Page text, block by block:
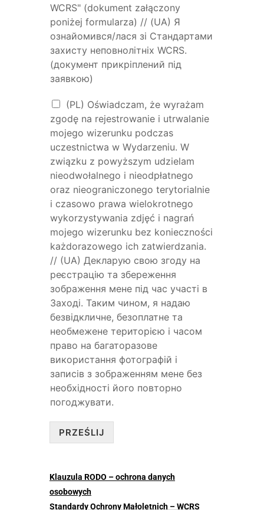
WCRS" (dokument załączony
poniżej formularza) // (UA) Я
ознайомився/лася зі Стандартами
захисту неповнолітніх WCRS.
(документ прикріплений під
заявкою)
(PL) Oświadczam, że wyrażam
zgodę na rejestrowanie i utrwalanie
mojego wizerunku podczas
uczestnictwa w Wydarzeniu. W
związku z powyższym udzielam
nieodwołalnego i nieodpłatnego
oraz nieograniczonego terytorialnie
i czasowo prawa wielokrotnego
wykorzystywania zdjęć i nagrań
mojego wizerunku bez konieczności
każdorazowego ich zatwierdzania.
// (UA) Декларую свою згоду на
реєстрацію та збереження
зображення мене під час участі в
Заході. Таким чином, я надаю
безвідкличне, безоплатне та
необмежене територією і часом
право на багаторазове
використання фотографій і
записів з зображенням мене без
необхідності його повторно
погоджувати.
PRZEŚLIJ
Klauzula RODO – ochrona danych
osobowych
Standardy Ochrony Małoletnich – WCRS